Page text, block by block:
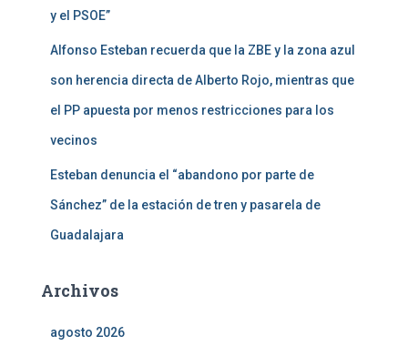
y el PSOE”
Alfonso Esteban recuerda que la ZBE y la zona azul
son herencia directa de Alberto Rojo, mientras que
el PP apuesta por menos restricciones para los
vecinos
Esteban denuncia el “abandono por parte de
Sánchez” de la estación de tren y pasarela de
Guadalajara
Archivos
agosto 2026